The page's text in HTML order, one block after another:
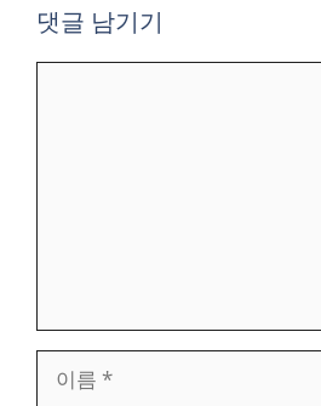
댓글 남기기